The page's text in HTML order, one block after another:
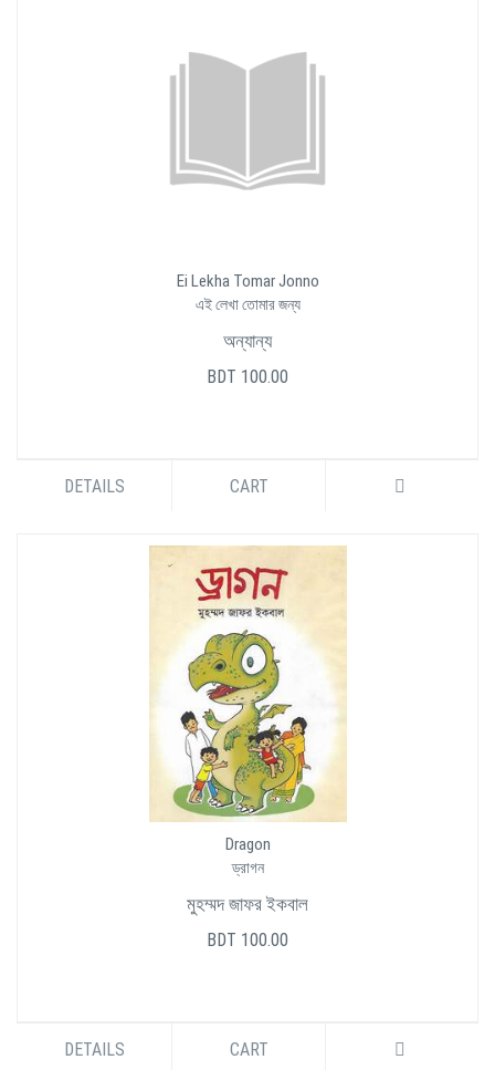
Ei Lekha Tomar Jonno
এই লেখা তোমার জন্য
অন্যান্য
BDT 100.00
DETAILS CART
Dragon
ড্রাগন
মুহম্মদ জাফর ইকবাল
BDT 100.00
DETAILS CART